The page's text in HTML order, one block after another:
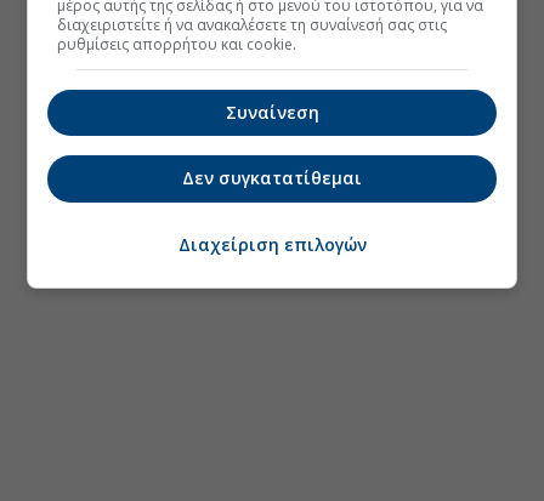
μέρος αυτής της σελίδας ή στο μενού του ιστοτόπου, για να
διαχειριστείτε ή να ανακαλέσετε τη συναίνεσή σας στις
ρυθμίσεις απορρήτου και cookie.
Συναίνεση
Δεν συγκατατίθεμαι
Διαχείριση επιλογών